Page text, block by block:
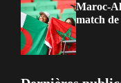
Maroc-
match